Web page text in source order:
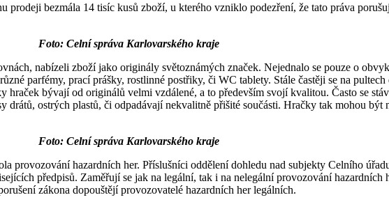
bezmála 14 tisíc kusů zboží, u kterého vzniklo podezření, že tato práva
Foto: Celní správa Karlovarského kraje
nabízeli zboží jako originály světoznámých značek. Nejednalo se pouze o
parfémy, prací prášky, rostlinné postřiky, či WC tablety. Stále častěji se na
hraček bývají od originálů velmi vzdálené, a to především svojí kvalitou. Často se
ostrých plastů, či odpadávají nekvalitně přišité součásti. Hračky tak mohou být
Foto: Celní správa Karlovarského kraje
provozování hazardních her. Příslušníci oddělení dohledu nad subjekty Celního
předpisů. Zaměřují se jak na legální, tak i na nelegální provozování hazardních
zákona dopouštějí provozovatelé hazardních her legálních.